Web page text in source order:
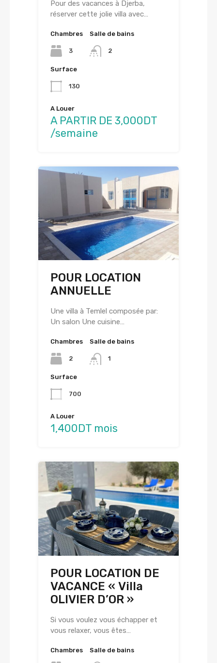
Pour des vacances à Djerba,
réserver cette jolie villa avec…
Chambres
3
Salle de bains
2
Surface
130
A Louer
A PARTIR DE 3,000DT
/semaine
POUR LOCATION
ANNUELLE
Une villa à Temlel composée par:
Un salon Une cuisine…
Chambres
2
Salle de bains
1
Surface
700
A Louer
1,400DT mois
POUR LOCATION DE
VACANCE « Villa
OLIVIER D’OR »
Si vous voulez vous échapper et
vous relaxer, vous êtes…
Chambres Salle de bains